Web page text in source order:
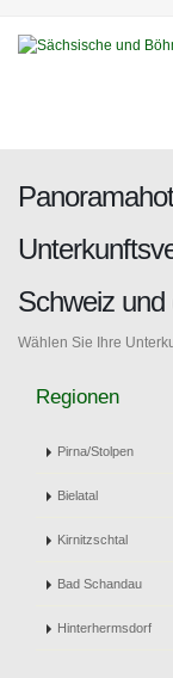
Schweiz
Wählen Sie Ihre
Regionen
Pirna/Stolpen
Bielatal
Kirnitzschtal
Bad Schandau
Hinterhermsdorf